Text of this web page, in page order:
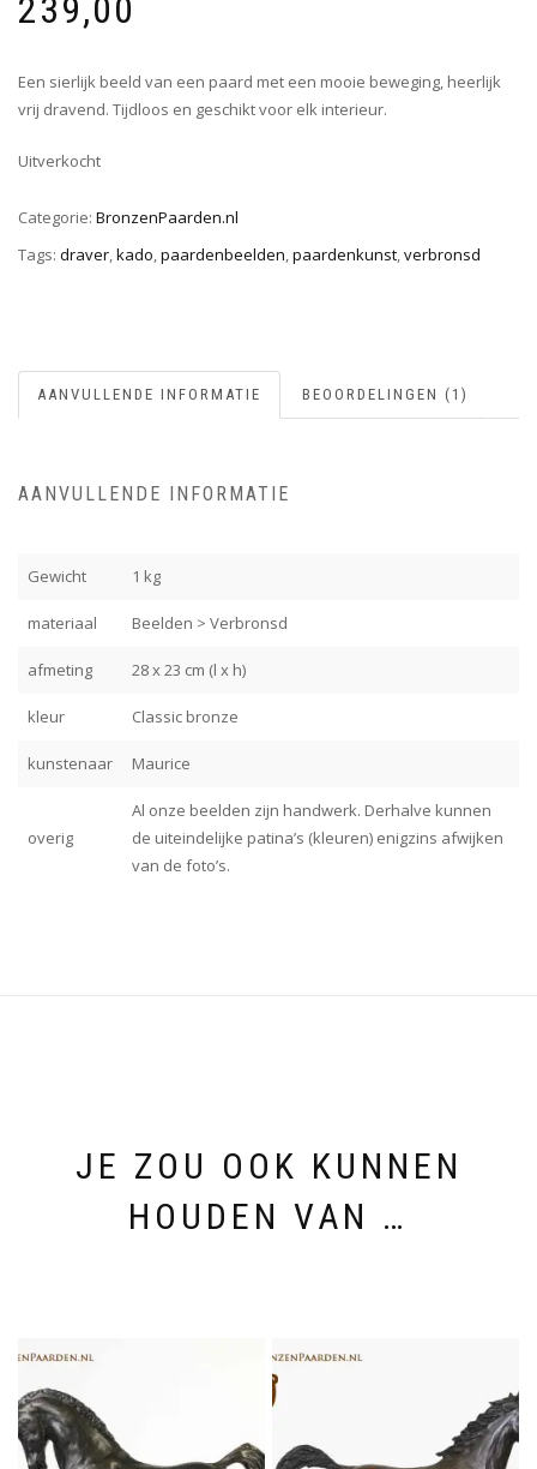
waardering
239,00
Een sierlijk beeld van een paard met een mooie beweging, heerlijk
vrij dravend. Tijdloos en geschikt voor elk interieur.
Uitverkocht
Categorie: BronzenPaarden.nl
Tags: draver,kado,paardenbeelden,paardenkunst,verbronsd
AANVULLENDE INFORMATIE BEOORDELINGEN (1)
AANVULLENDE INFORMATIE
Gewicht 1 kg
materiaal Beelden > Verbronsd
afmeting 28 x 23 cm (l x h)
kleur Classic bronze
kunstenaar Maurice
overig
Al onze beelden zijn handwerk. Derhalve kunnen
de uiteindelijke patina’s (kleuren) enigzins afwijken
van de foto’s.
JE ZOU OOK KUNNEN
HOUDEN VAN …